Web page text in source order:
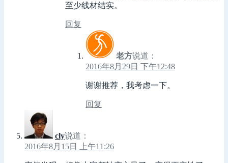
至少线材结实。
回复
老方说道：
2016年8月29日 下午12:48
谢谢推荐，我考虑一下。
回复
cly说道：
2016年8月15日 上午11:26